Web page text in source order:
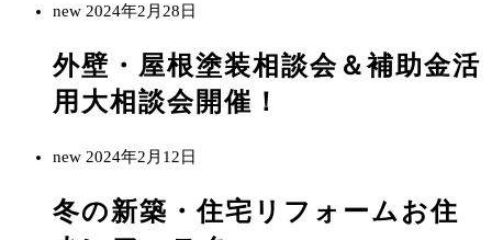
new 2024年2月28日
外壁・屋根塗装相談会＆補助金活
用大相談会開催！
new 2024年2月12日
冬の新築・住宅リフォームお住